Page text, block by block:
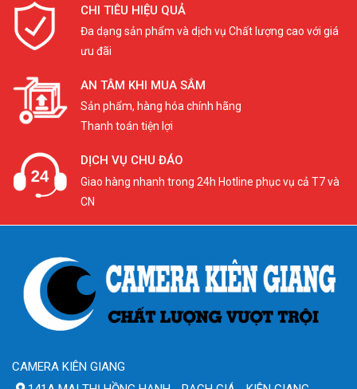
CHI TIÊU HIỆU QUẢ
Đa dạng sản phẩm và dịch vụ Chất lượng cao với giá
ưu đãi
AN TÂM KHI MUA SẮM
Sản phẩm, hàng hóa chính hãng
Thanh toán tiện lợi
DỊCH VỤ CHU ĐÁO
Giao hàng nhanh trong 24h Hotline phục vụ cả T7 và
CN
CAMERA KIÊN GIANG